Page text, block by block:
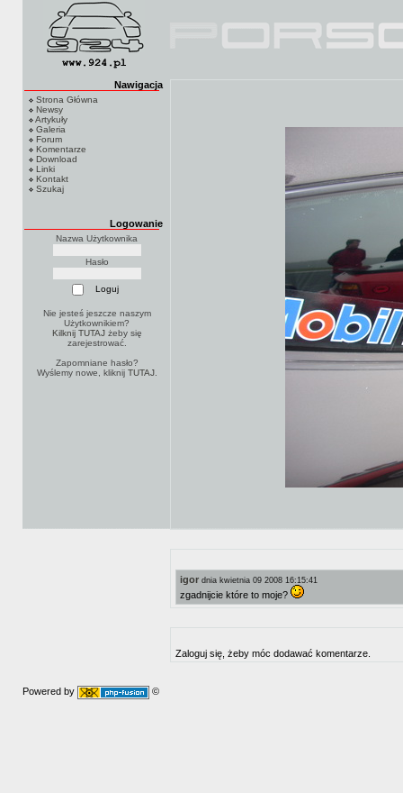
Nawigacja
Strona Główna
Newsy
Artykuły
Galeria
Forum
Komentarze
Download
Linki
Kontakt
Szukaj
Logowanie
Nazwa Użytkownika
Hasło
Nie jesteś jeszcze naszym
Użytkownikiem?
Kilknij TUTAJżeby się
zarejestrować.
Zapomniane hasło?
Wyślemy nowe, kliknij TUTAJ.
igor dnia kwietnia 09 2008 16:15:41
zgadnijcie które to moje?
Zaloguj się, żeby móc dodawać komentarze.
Powered by ©